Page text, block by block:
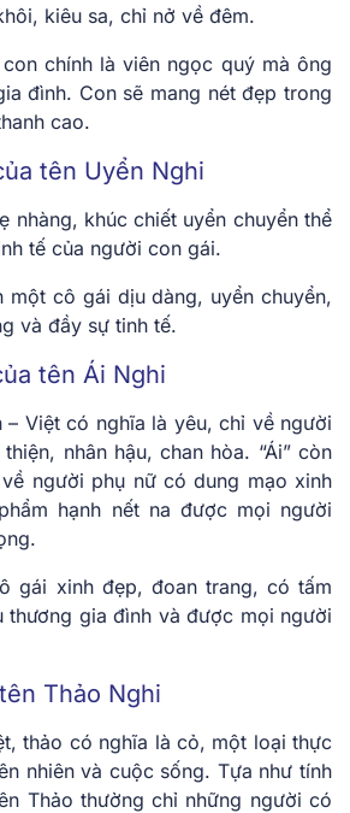
kiêu sa, chỉ nở về đêm.
chính là viên ngọc quý mà ông
đình. Con sẽ mang nét đẹp trong
cao.
tên Uyển Nghi
nhàng, khúc chiết uyển chuyển thể
tế của người con gái.
một cô gái dịu dàng, uyển chuyển,
và đầy sự tinh tế.
tên Ái Nghi
– Việt có nghĩa là yêu, chỉ về người
nhân hậu, chan hòa. “Ái” còn
người phụ nữ có dung mạo xinh
hạnh nết na được mọi người
gái xinh đẹp, đoan trang, có tấm
thương gia đình và được mọi người
Thảo Nghi
thảo có nghĩa là cỏ, một loại thực
nhiên và cuộc sống. Tựa như tính
Thảo thường chỉ những người có